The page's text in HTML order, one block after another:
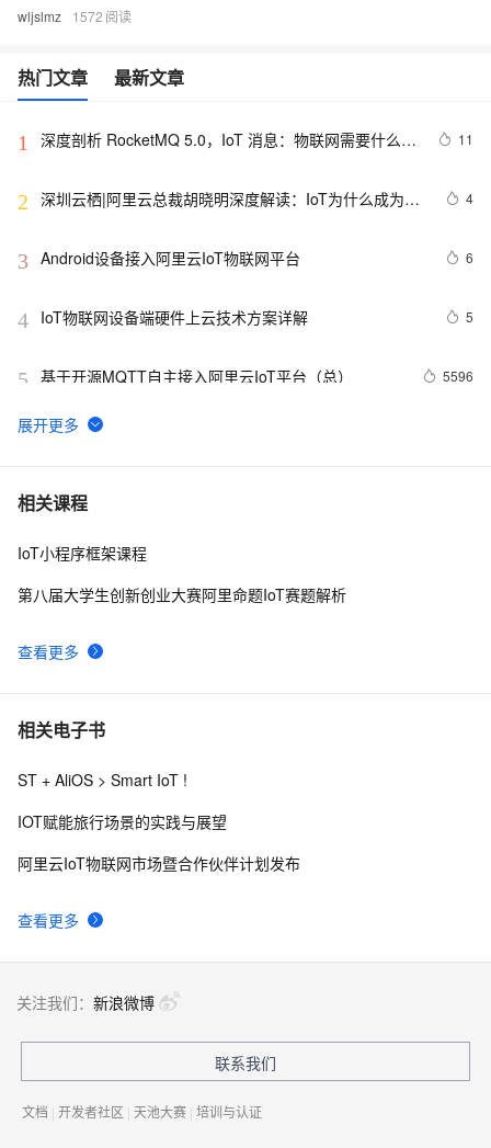
wljslmz 1572
热门文章 最新文章
1
深度剖析 RocketMQ 5.0，IoT 消息：物联网需要什么样
11
2 深圳云栖|阿里云总裁胡晓明深度解读：IoT为什么成为阿
4
3 Android设备接入阿里云IoT物联网平台 6
4 IoT物联网设备端硬件上云技术方案详解 5
5 基于开源MQTT自主接入阿里云IoT平台（总） 5596
6
一张图看懂阿里云新发布的物联网设备上云神器——
7 【直播回放已上传】IoT Studio 2.0发布公告，整合更多
8 Flink 实例：处理 IoT 事件流
相关课程
查看更多
IoT小程序框架课程
第八届大学生创新创业大赛阿里命题IoT赛题解析
相关电子书
查看更多
ST + AliOS > Smart IoT !
IOT赋能旅行场景的实践与展望
阿里云IoT物联网市场暨合作伙伴计划发布
关注我们： 新浪微博
联系我们
文档 | 开发者社区 | 天池大赛 | 培训与认证